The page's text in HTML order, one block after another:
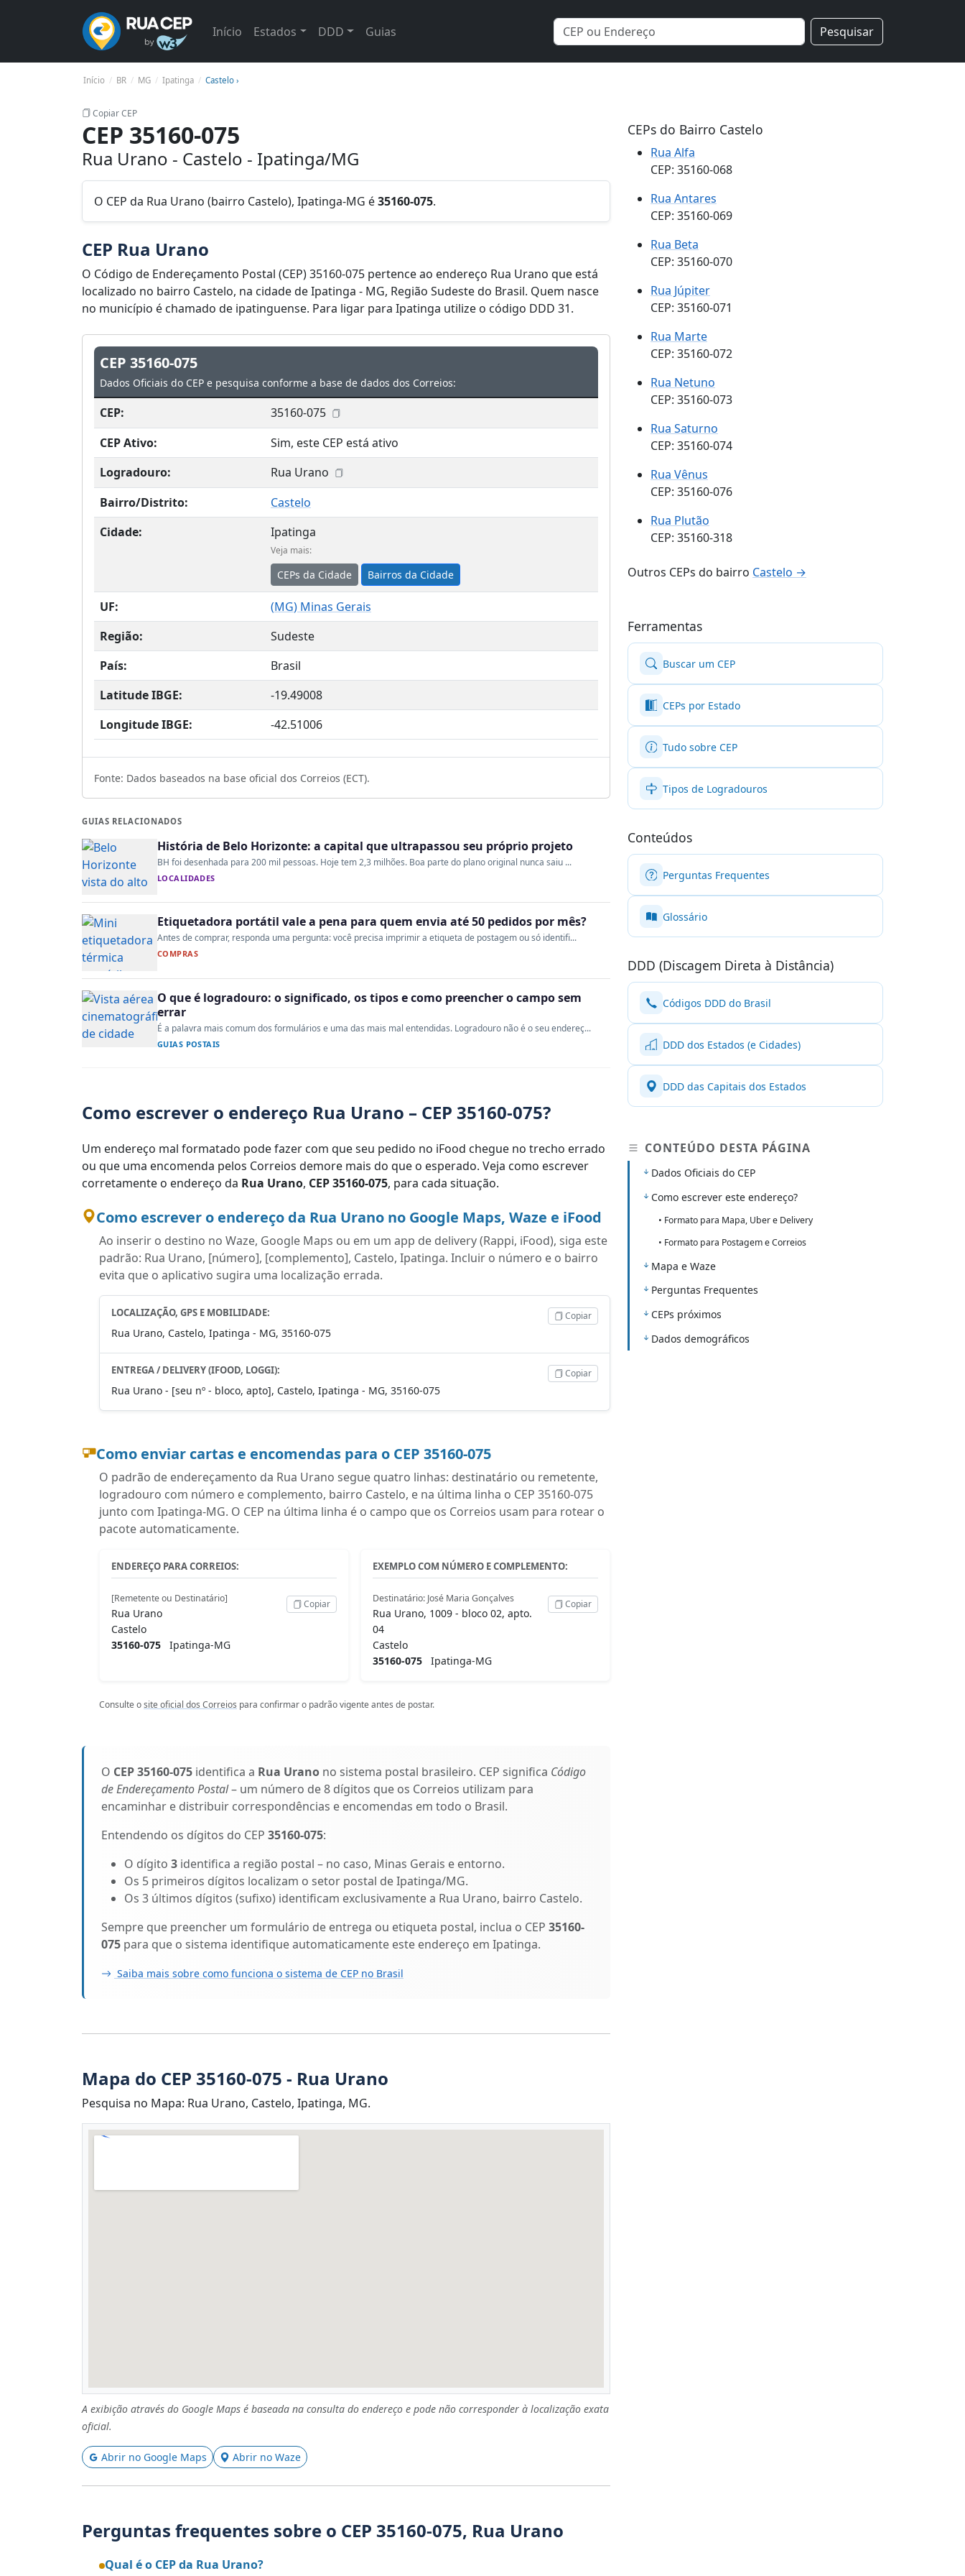
Início Estados DDD Guias Pesquisar
Início BR MG Ipatinga Castelo ›
Copiar CEP
CEP 35160-075
Rua Urano - Castelo - Ipatinga/MG
O CEP da Rua Urano (bairro Castelo), Ipatinga-MG é35160-075.
CEP Rua Urano
O Código de Endereçamento Postal (CEP) 35160-075 pertence ao endereço Rua Urano que está
localizado no bairro Castelo, na cidade de Ipatinga - MG, Região Sudeste do Brasil. Quem nasce
no município é chamado de ipatinguense. Para ligar para Ipatinga utilize o código DDD 31.
CEP 35160-075
Dados Oficiais do CEP e pesquisa conforme a base de dados dos Correios:
CEP:
35160-075
CEP Ativo:
Sim, este CEP está ativo
Logradouro:
Rua Urano
Bairro/Distrito:
Castelo
Cidade:
Ipatinga
Veja mais:
CEPs da Cidade Bairros da Cidade
UF: (MG) Minas Gerais
Região:
Sudeste
País:
Brasil
Latitude IBGE:
-19.49008
Longitude IBGE:
-42.51006
Fonte: Dados baseados na base oficial dos Correios (ECT).
GUIAS RELACIONADOS
História de Belo Horizonte: a capital que ultrapassou seu próprio projeto
BH foi desenhada para 200 mil pessoas. Hoje tem 2,3 milhões. Boa parte do plano original nunca saiu ...
LOCALIDADES
Etiquetadora portátil vale a pena para quem envia até 50 pedidos por mês?
Antes de comprar, responda uma pergunta: você precisa imprimir a etiqueta de postagem ou só identifi...
COMPRAS
O que é logradouro: o significado, os tipos e como preencher o campo sem
errar
É a palavra mais comum dos formulários e uma das mais mal entendidas. Logradouro não é o seu endereç...
GUIAS POSTAIS
Como escrever o endereço Rua Urano – CEP 35160-075?
Um endereço mal formatado pode fazer com que seu pedido no iFood chegue no trecho errado
ou que uma encomenda pelos Correios demore mais do que o esperado. Veja como escrever
corretamente o endereço da Rua Urano, CEP 35160-075, para cada situação.
Como escrever o endereço da Rua Urano no Google Maps, Waze e iFood
Ao inserir o destino no Waze, Google Maps ou em um app de delivery (Rappi, iFood), siga este
padrão: Rua Urano, [número], [complemento], Castelo, Ipatinga. Incluir o número e o bairro
evita que o aplicativo sugira uma localização errada.
LOCALIZAÇÃO, GPS E MOBILIDADE:
Rua Urano, Castelo, Ipatinga - MG, 35160-075
Copiar
ENTREGA / DELIVERY (IFOOD, LOGGI):
Rua Urano - [seu nº - bloco, apto], Castelo, Ipatinga - MG, 35160-075
Copiar
Como enviar cartas e encomendas para o CEP 35160-075
O padrão de endereçamento da Rua Urano segue quatro linhas: destinatário ou remetente,
logradouro com número e complemento, bairro Castelo, e na última linha o CEP 35160-075
junto com Ipatinga-MG. O CEP na última linha é o campo que os Correios usam para rotear o
pacote automaticamente.
ENDEREÇO PARA CORREIOS:
[Remetente ou Destinatário]
Rua Urano
Castelo
35160-075 Ipatinga-MG
Copiar
EXEMPLO COM NÚMERO E COMPLEMENTO:
Destinatário: José Maria Gonçalves
Rua Urano, 1009 - bloco 02, apto.
04
Castelo
35160-075 Ipatinga-MG
Copiar
Consulte osite oficial dos Correios para confirmar o padrão vigente antes de postar.
O CEP 35160-075 identifica a Rua Urano no sistema postal brasileiro. CEP significa Código
de Endereçamento Postal– um número de 8 dígitos que os Correios utilizam para
encaminhar e distribuir correspondências e encomendas em todo o Brasil.
Entendendo os dígitos do CEP 35160-075:
O dígito 3 identifica a região postal – no caso, Minas Gerais e entorno.
Os 5 primeiros dígitos localizam o setor postal de Ipatinga/MG.
Os 3 últimos dígitos (sufixo) identificam exclusivamente a Rua Urano, bairro Castelo.
Sempre que preencher um formulário de entrega ou etiqueta postal, inclua o CEP 35160-
075 para que o sistema identifique automaticamente este endereço em Ipatinga.
Saiba mais sobre como funciona o sistema de CEP no Brasil
Mapa do CEP 35160-075 - Rua Urano
Pesquisa no Mapa: Rua Urano, Castelo, Ipatinga, MG.
A exibição através do Google Maps é baseada na consulta do endereço e pode não corresponder à localização exata
oficial.
Abrir no Google Maps Abrir no Waze
Perguntas frequentes sobre o CEP 35160-075, Rua Urano
Qual é o CEP da Rua Urano?
CEPs do Bairro Castelo
Rua Alfa
CEP: 35160-068
Rua Antares
CEP: 35160-069
Rua Beta
CEP: 35160-070
Rua Júpiter
CEP: 35160-071
Rua Marte
CEP: 35160-072
Rua Netuno
CEP: 35160-073
Rua Saturno
CEP: 35160-074
Rua Vênus
CEP: 35160-076
Rua Plutão
CEP: 35160-318
Outros CEPs do bairro Castelo →
Ferramentas
Buscar um CEP
CEPs por Estado
Tudo sobre CEP
Tipos de Logradouros
Conteúdos
Perguntas Frequentes
Glossário
DDD (Discagem Direta à Distância)
Códigos DDD do Brasil
DDD dos Estados (e Cidades)
DDD das Capitais dos Estados
CONTEÚDO DESTA PÁGINA
Dados Oficiais do CEP
Como escrever este endereço?
• Formato para Mapa, Uber e Delivery
• Formato para Postagem e Correios
Mapa e Waze
Perguntas Frequentes
CEPs próximos
Dados demográficos